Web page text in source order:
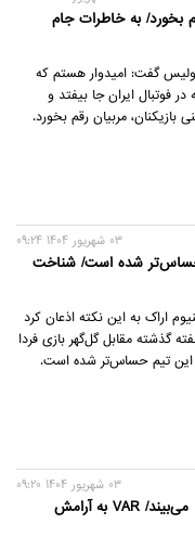
بخورد/ به خاطرات جام
گفت: امیدوار هستم که
در فوتبال ایران جا بیفتد و
بازیکنان، مربیان رقم بخورد.
حساس‌تر‌ شده است/ شناخت
03 شهريور 1404 09:24
اراک به این نکته اذعان کرد
گذشته مقابل گل‌گهر بازی فردا
این تیم حساس‌تر شده است.
رحمتی: باشگاه آلومینیوم ثمره اعتماد به حسینی را می‌بیند/ VAR به آرامش
03 شهريور 1404 09:20